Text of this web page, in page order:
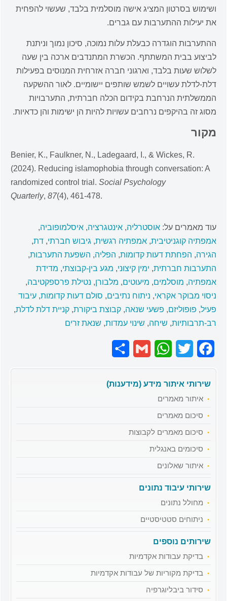
Facebook
Twitter
WhatsApp
Gmail
שירותי איתור מידע (מידענות)
איתור מאמרים
סיכום מאמרים
סיכום מאמרים לקבוצות
סיכומים באנגלית
איתור שאלונים
שירותי עיבוד נתונים
מחולל נתונים
ניתוחים סטטיסטיים
שירותים נוספים
בדיקת עבודות אקדמיות
בדיקת מקוריות של עבודות אקדמיות
סידור ביבליוגרפיה
ושימוש בסרטון המציג אישה מוסלמית בלבד, שעשוי להפחית
את יעילות ההתערבות עם גברים.
ההתערבות הוגדרה כבעלת עלות נמוכה, סיכון נמוך וניתנת
לביצוע בבית המשתתף. הכשרת המתנדבים ארכה בין שעה
לשלוש שעות בלבד, וארגוני חברה אזרחית המנוסים בפעילות
דלת-לדלת עשויים לשמש שותפים יישומיים. לאור ההשקעה
הממשלתית הנרחבת בקידום הכלה חברתית, התערבויות
מסוג זה בהיקפים נרחבים עשויות להיות הן ישימות והן כדאיות.
מקור
Benier, K., Faulkner, N., Ladegaard, I., & Wickes, R.
(2024). Reducing islamophobia through conversation: A
randomized control trial. Social Psychology
Quarterly, 87(4), 461-478.
עוד מאמרים על: אוסטרליה, אינטגרציה, איסלמופוביה,
אמפתיה קוגניטיבית, אמפתיה רגשית, גיבוש חברתי, דת,
הגירה, הפחתת דעות קדומות, הפליה, השפעת התערבות,
התערבות חברתית, ימין קיצוני, מגע בין-קבוצתי, מדידת
אמפתיה, מוסלמים, מיעוטים, מלבורן, נטילת פרספקטיבה,
ניסוי מבוקר אקראי, ניתוח נתיבים, סולם דעות קדומות, עיבוד
פעיל, פופוליזם, פשעי שנאה, קבוצת ביקורת, קניית דלת לדלת,
רב-תרבותיות, שיחה, שינוי עמדות, שנאת זרים